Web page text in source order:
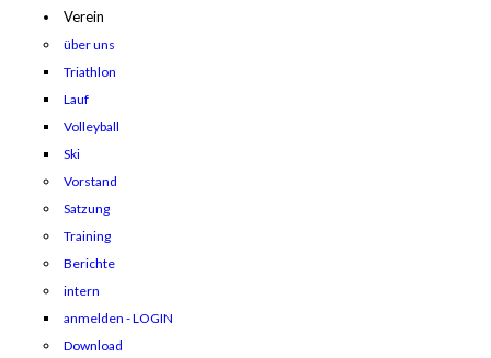
Verein
über uns
Triathlon
Lauf
Volleyball
Ski
Vorstand
Satzung
Training
Berichte
intern
anmelden - LOGIN
Download